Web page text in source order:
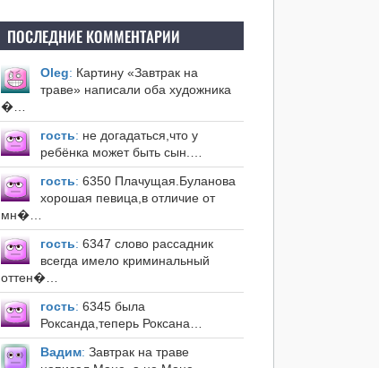
ПОСЛЕДНИЕ КОММЕНТАРИИ
Оleg: Картину «Завтрак на
траве» написали оба художника
�…
гость: не догадаться,что у
ребёнка может быть сын.…
гость: 6350 Плачущая.Буланова
хорошая певица,в отличие от
мн�…
гость: 6347 слово рассадник
всегда имело криминальный
оттен�…
гость: 6345 была
Роксанда,теперь Роксана…
Вадим: Завтрак на траве